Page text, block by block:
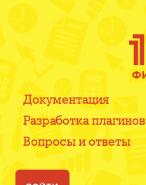
Документация
Разработка плагинов
Вопросы и ответы